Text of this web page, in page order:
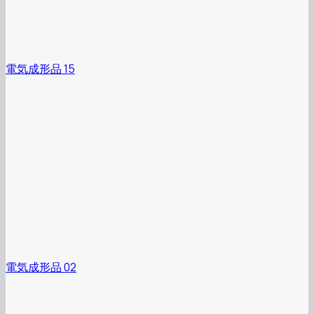
電気成形品 15
電気成形品 02